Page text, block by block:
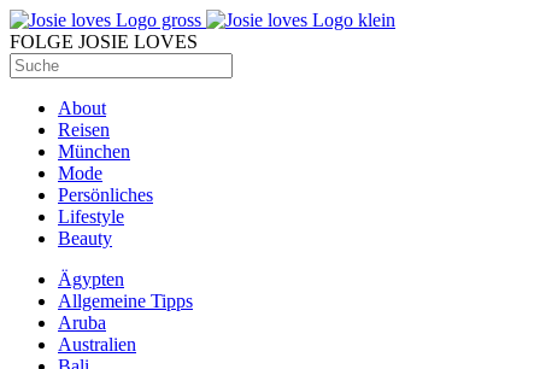
FOLGE JOSIE LOVES
About
Reisen
München
Mode
Persönliches
Lifestyle
Beauty
Ägypten
Allgemeine Tipps
Aruba
Australien